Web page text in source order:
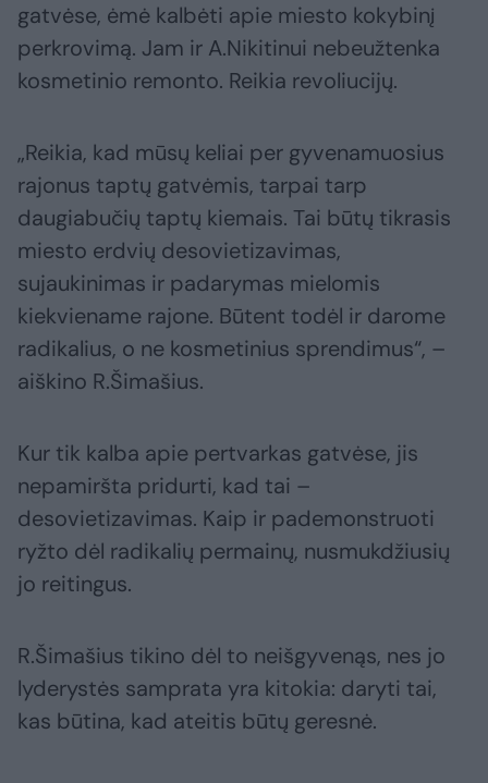
gatvėse, ėmė kalbėti apie miesto kokybinį
perkrovimą. Jam ir A.Nikitinui nebeužtenka
kosmetinio remonto. Reikia revoliucijų.
„Reikia, kad mūsų keliai per gyvenamuosius
rajonus taptų gatvėmis, tarpai tarp
daugiabučių taptų kiemais. Tai būtų tikrasis
miesto erdvių desovietizavimas,
sujaukinimas ir padarymas mielomis
kiekviename rajone. Būtent todėl ir darome
radikalius, o ne kosmetinius sprendimus“, –
aiškino R.Šimašius.
Kur tik kalba apie pertvarkas gatvėse, jis
nepamiršta pridurti, kad tai –
desovietizavimas. Kaip ir pademonstruoti
ryžto dėl radikalių permainų, nusmukdžiusių
jo reitingus.
R.Šimašius tikino dėl to neišgyvenąs, nes jo
lyderystės samprata yra kitokia: daryti tai,
kas būtina, kad ateitis būtų geresnė.